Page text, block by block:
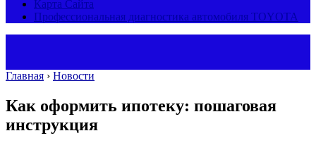
Карта Сайта
Профессиональная диагностика автомобиля TOYOTA
Главная › Новости
Как оформить ипотеку: пошаговая
инструкция